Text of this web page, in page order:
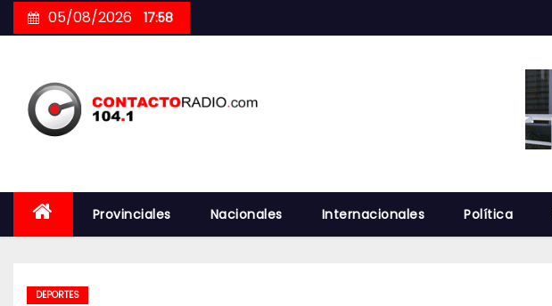
to
05/08/2026 17:58
Provinciales Nacionales Internacionales Política
DEPORTES